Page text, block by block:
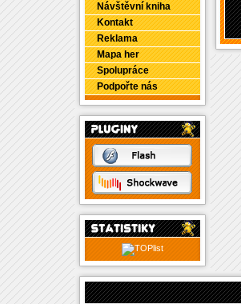
Návštěvní kniha
Kontakt
Reklama
Mapa her
Spolupráce
Podpořte nás